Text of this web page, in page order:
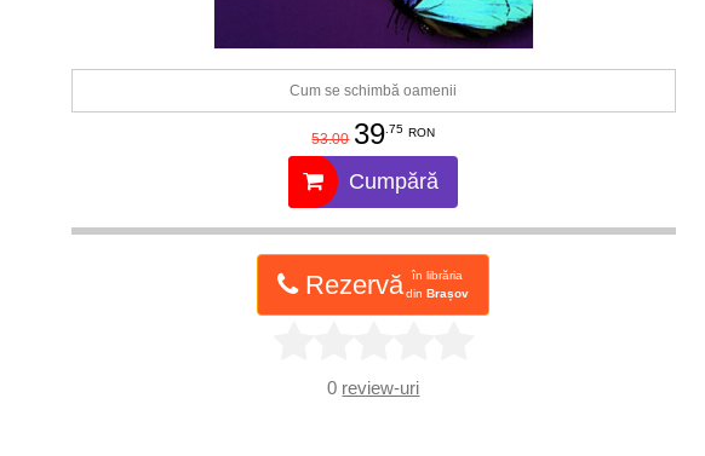
Cum se schimbă oamenii
53.00 39 .75 RON
Cumpără
Rezervă
în librăria
dinBrașov
0 review-uri